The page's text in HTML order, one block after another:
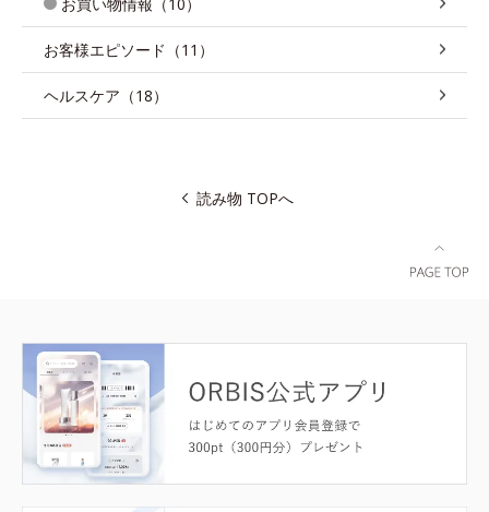
お客様エピソード（11）
ヘルスケア（18）
読み物 TOPへ